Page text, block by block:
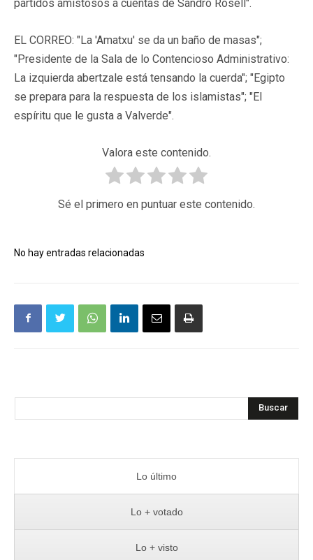
partidos amistosos a cuentas de Sandro Rosell".
EL CORREO: "La 'Amatxu' se da un baño de masas";
"Presidente de la Sala de lo Contencioso Administrativo:
La izquierda abertzale está tensando la cuerda"; "Egipto
se prepara para la respuesta de los islamistas"; "El
espíritu que le gusta a Valverde".
Valora este contenido.
Sé el primero en puntuar este contenido.
No hay entradas relacionadas
Buscar
Lo último
Lo + votado
Lo + visto